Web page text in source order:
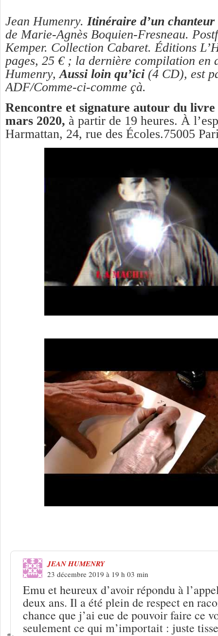
Jean Humenry. Itinéraire d’un chanteur
de Marie-Agnès Boquien-Fresneau.
Kemper. Collection Cabaret. Éditions
pages, 25 € ; la dernière compilation en
Humenry, Aussi loin qu’ici (4 CD), est
ADF/Comme-ci-comme çà.
Rencontre et signature autour du livre
mars 2020, à partir de 19 heures. À
Harmattan, 24, rue des Écoles.75005
JEAN HUMENRY
23 décembre 2019 à 19 h 03 min
Emu et heureux d’avoir répondu à
deux ans. Il a été plein de respect en
chance que j’ai eue de pouvoir faire ce
seulement ce qui m’importait : juste